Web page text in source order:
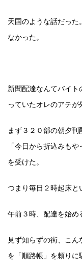
天国のような話だっ
なかった。
新聞配達なんてバイト
っていたオレのアテが
まず３２０部の朝夕刊
「今日から折込みも
を受けた。
つまり毎日２時起床と
午前３時、配達を始め
見ず知らずの街、こ
を「順路帳」を頼りに